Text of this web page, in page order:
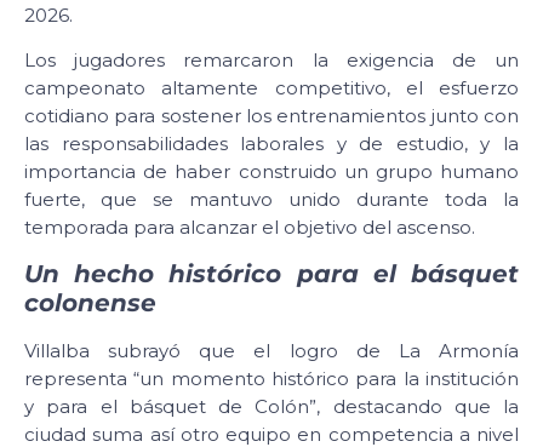
2026.
Los jugadores remarcaron la exigencia de un
campeonato altamente competitivo, el esfuerzo
cotidiano para sostener los entrenamientos junto con
las responsabilidades laborales y de estudio, y la
importancia de haber construido un grupo humano
fuerte, que se mantuvo unido durante toda la
temporada para alcanzar el objetivo del ascenso.
Un hecho histórico para el básquet
colonense
Villalba subrayó que el logro de La Armonía
representa “un momento histórico para la institución
y para el básquet de Colón”, destacando que la
ciudad suma así otro equipo en competencia a nivel